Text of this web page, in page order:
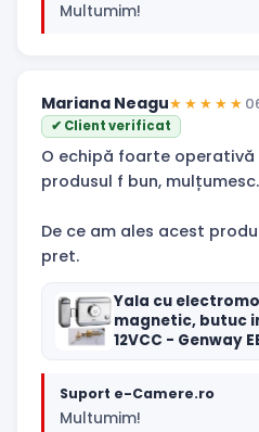
Multumim!
Mariana Neagu★★★★★
✔ Client verificat
O echipă foarte
produsul f bun, mulțumesc.
De ce am ales acest
pret.
Yala cu
magnetic, butuc
12VCC - Genway
Suport e-Camere.ro
Multumim!